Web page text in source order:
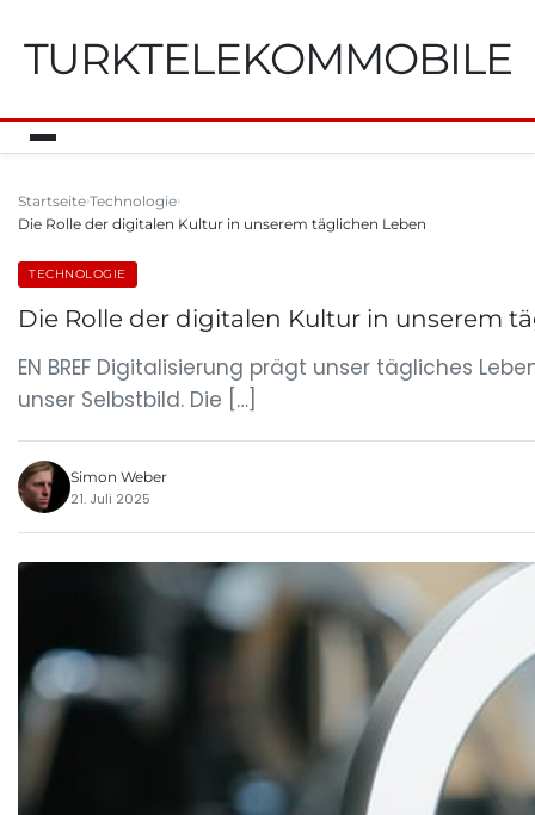
TURKTELEKOMMOBILE
Startseite Technologie
Die Rolle der digitalen Kultur in unserem täglichen Leben
TECHNOLOGIE
Die Rolle der digitalen Kultur in unserem
EN BREF Digitalisierung prägt unser tägliches
unser Selbstbild. Die […]
Simon Weber
21. Juli 2025